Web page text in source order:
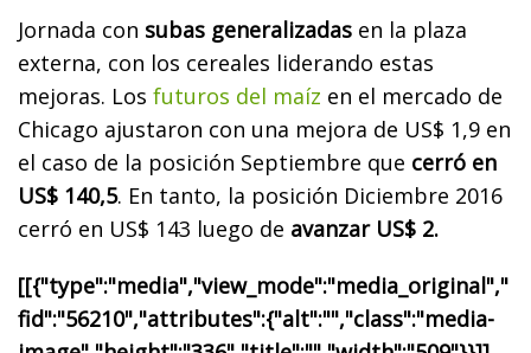
Jornada con subas generalizadas en la plaza
externa, con los cereales liderando estas
mejoras. Los futuros del maíz en el mercado de
Chicago ajustaron con una mejora de US$ 1,9 en
el caso de la posición Septiembre que cerró en
US$ 140,5. En tanto, la posición Diciembre 2016
cerró en US$ 143 luego de avanzar US$ 2.
[[{"type":"media","view_mode":"media_original","
fid":"56210","attributes":{"alt":"","class":"media-